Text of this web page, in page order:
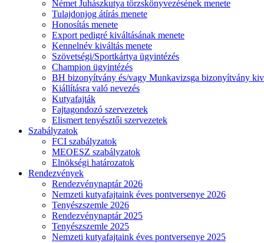
Német Juhászkutya törzskönyvezésének menete
Tulajdonjog átírás menete
Honosítás menete
Export pedigré kiváltásának menete
Kennelnév kiváltás menete
Szövetségi/Sportkártya ügyintézés
Champion ügyintézés
BH bizonyítvány és/vagy Munkavizsga bizonyítvány
Kiállításra való nevezés
Kutyafajták
Fajtagondozó szervezetek
Elismert tenyésztői szervezetek
Szabályzatok
FCI szabályzatok
MEOESZ szabályzatok
Elnökségi határozatok
Rendezvények
Rendezvénynaptár 2026
Nemzeti kutyafajtaink éves pontversenye 2026
Tenyészszemle 2026
Rendezvénynaptár 2025
Tenyészszemle 2025
Nemzeti kutyafajtaink éves pontversenye 2025